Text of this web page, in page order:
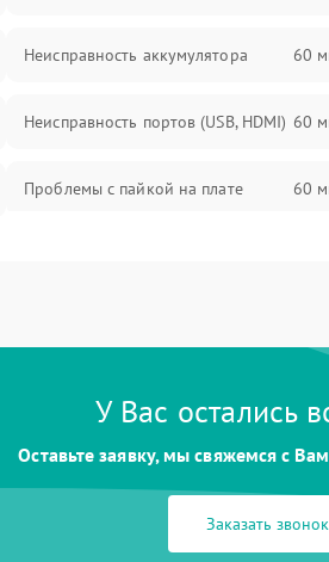
Неисправность аккумулятора 60
Неисправность портов (USB, HDMI) 60
Проблемы с пайкой на плате 60
Неисправность Wi-Fi/Bluetooth
60
Проблемы с калибровкой
У Вас остались
Оставьте заявку, мы свяжемся с
Заказать звонок